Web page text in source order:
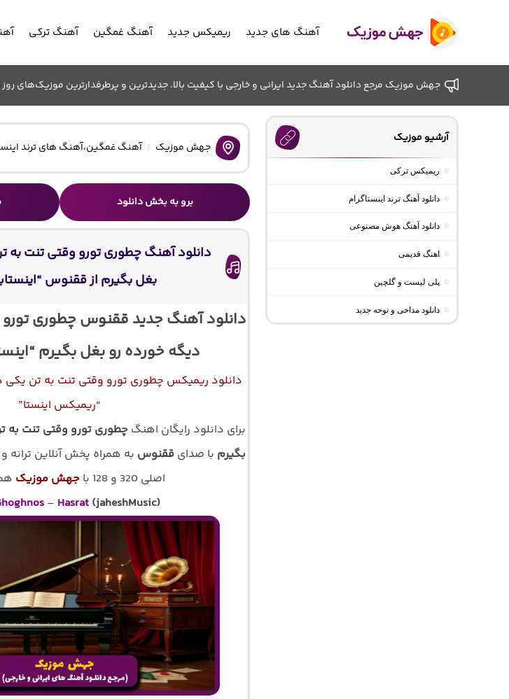
آهنگ های جدید ریمیکس جدید آهنگ غمگین آهنگ ترکی
جهش موزیک مرجع دانلود آهنگ جدید ایرانی و خارجی با کیفیت بالا. جدیدترین و پرطرفدارترین موزیک‌های
جهش موزیک آهنگ غمگین،آهنگ های ترند
برو به بخش دانلود
دانلود آهنگ چطوری تورو وقتی تنت به
بغل بگیرم از ققنوس
دانلود آهنگ جدید ققنوس چطوری
دیگه خورده رو بغل بگیرم
دانلود ریمیکس چطوری تورو وقتی تنت به تن یکی
“ریمیکس اینستا”
برای دانلود رایگان اهنگ چطوری تورو وقتی تنت به
بگیرم با صدایققنوس به همراه پخش آنلاین
اصلی 320 و 128 با
جهش موزیک
– Hasrat(jaheshMusic)
آرشیو موزیک
ریمیکس ترکی
دانلود آهنگ ترند اینستاگرام
دانلود آهنگ هوش مصنوعی
اهنگ قدیمی
پلی لیست و گلچین
دانلود مداحی و نوحه جدید